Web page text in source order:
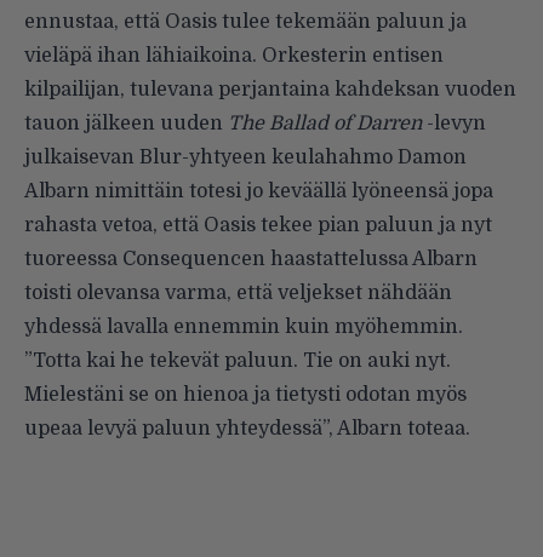
ennustaa, että Oasis tulee tekemään paluun ja
vieläpä ihan lähiaikoina. Orkesterin entisen
kilpailijan, tulevana perjantaina kahdeksan vuoden
tauon jälkeen uuden The Ballad of Darren-levyn
julkaisevan Blur-yhtyeen keulahahmo Damon
Albarn nimittäin totesi jo keväällä lyöneensä jopa
rahasta vetoa, että Oasis tekee pian paluun ja nyt
tuoreessa Consequencen haastattelussaAlbarn
toisti olevansa varma, että veljekset nähdään
yhdessä lavalla ennemmin kuin myöhemmin.
”Totta kai he tekevät paluun. Tie on auki nyt.
Mielestäni se on hienoa ja tietysti odotan myös
upeaa levyä paluun yhteydessä”, Albarn toteaa.